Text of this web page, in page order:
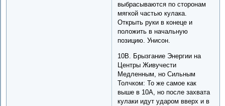
выбрасываются по сторонам
мягкой частью кулака.
Открыть руки в конеце и
положить в начальную
позицию. Унисон.
10B. Брызгание Энергии на
Центры Живучести
Медленным, но Сильным
Толчком: То же самое как
выше в 10A, но после захвата
кулаки идут ударом вверх и в